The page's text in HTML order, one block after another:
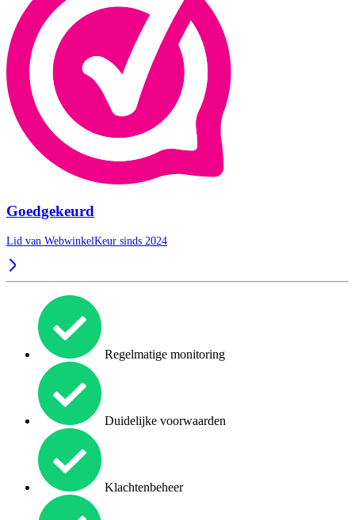
Goedgekeurd
Lid van WebwinkelKeur sinds 2024
Regelmatige monitoring
Duidelijke voorwaarden
Klachtenbeheer